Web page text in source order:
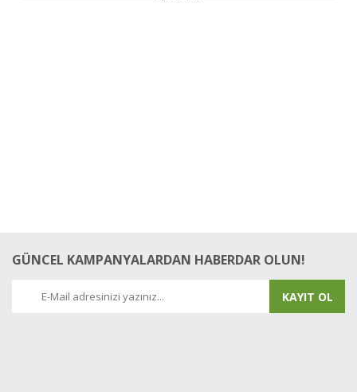
GÜNCEL KAMPANYALARDAN HABERDAR OLUN!
KAYIT OL